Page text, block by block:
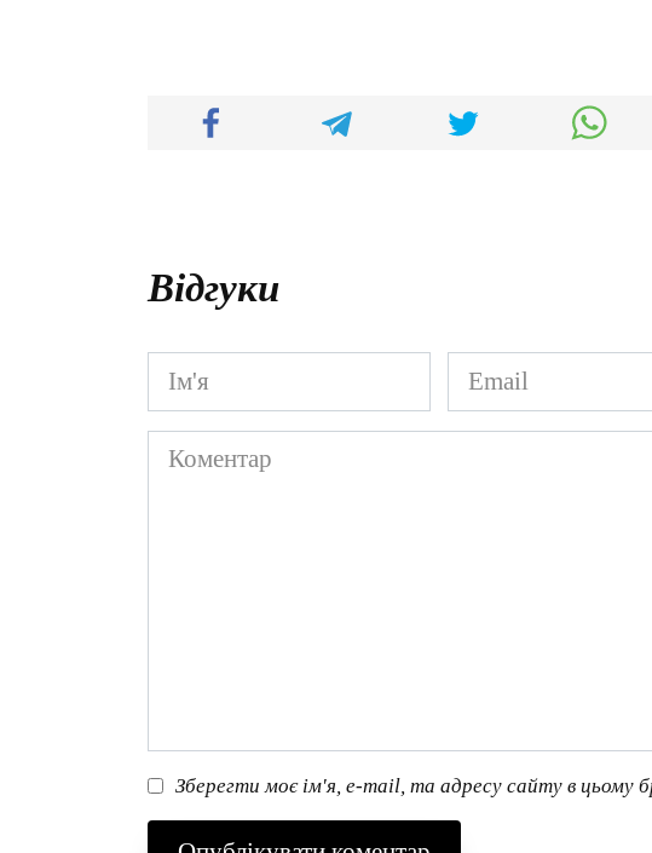
Відгуки
Ім'я
*
Email
*
Коментар
Зберегти моє ім'я, e-mail, та адресу сайту в цьому